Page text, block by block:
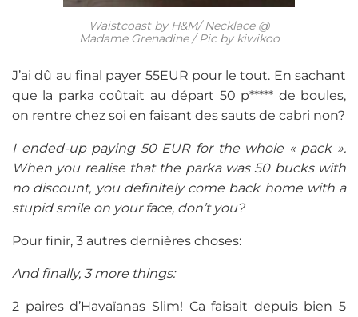
Waistcoast by H&M/ Necklace @
Madame Grenadine / Pic by kiwikoo
J’ai dû au final payer 55EUR pour le tout. En sachant
que la parka coûtait au départ 50 p***** de boules,
on rentre chez soi en faisant des sauts de cabri non?
I ended-up paying 50 EUR for the whole « pack ».
When you realise that the parka was 50 bucks with
no discount, you definitely come back home with a
stupid smile on your face, don’t you?
Pour finir, 3 autres dernières choses:
And finally, 3 more things:
2 paires d’Havaïanas Slim! Ca faisait depuis bien 5